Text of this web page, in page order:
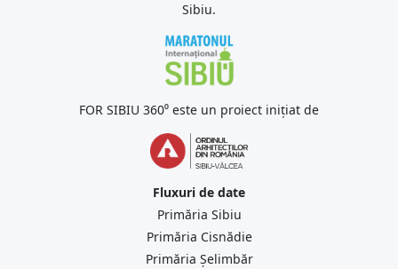
Sibiu.
FOR SIBIU 360⁰ este un proiect inițiat de
Fluxuri de date
Primăria Sibiu
Primăria Cisnădie
Primăria Șelimbăr